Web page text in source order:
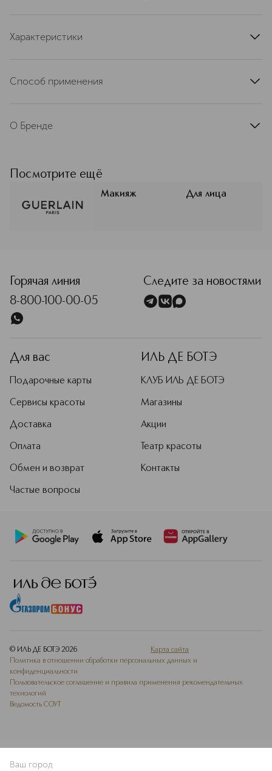
Характеристики
тип кожи
эффект
сияние
Способ применения
спонжем или пальцами)
О Бренде
1828 года Guerlain исследует,
обновляет и совершенствует свои
ароматы, средства для макияжа и по
то, что призвано воспеть культуру
красоты.
Подробнее
Посмотрите ещё
Макияж Для лица
В КОРЗИНУ
Горячая линия
8-800-100-00-05
Следите за новостями
Для вас
Подарочные карты
Сервисы красоты
Доставка
Оплата
Обмен и возврат
Частые вопросы
ИЛЬ ДЕ БОТЭ
КЛУБ ИЛЬ ДЕ БОТЭ
Магазины
Акции
Театр красоты
Контакты
© ИЛЬ ДЕ БОТЭ 2026
Карта сайта
Политика в отношении обработки персональных данных и
конфиденциальности
Пользовательское соглашение и правила применения рекомендательных
технологий
Ведомость СОУТ
Ваш город